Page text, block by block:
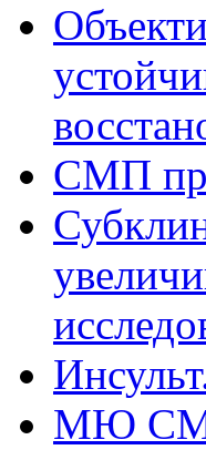
СМП
МЮ СМП